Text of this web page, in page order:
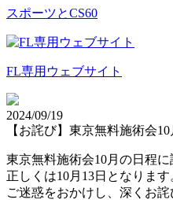
スポーツとCS60
FL専用ウェブサイト
2024/09/19
【お詫び】東京無料施術会
東京無料施術会10月の日程に
正しくは10月13日となります
ご迷惑をおかけし、深くお詫